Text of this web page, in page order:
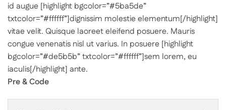
id augue [highlight bgcolor=”#5ba5de”
txtcolor=”#ffffff”]dignissim molestie elementum[/highlight]
vitae velit. Quisque laoreet eleifend posuere. Mauris
congue venenatis nisl ut varius. In posuere [highlight
bgcolor=”#de5b5b” txtcolor=”#ffffff”]sem lorem, eu
iaculis[/highlight] ante.
Pre & Code